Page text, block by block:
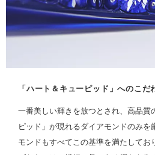
「ハート＆キューピッド」へのこだ
一番美しい輝きを放つとされ、高品質
ピッド」が現れるダイアモンドのみを
モンドもすべてこの基準を満たしてお